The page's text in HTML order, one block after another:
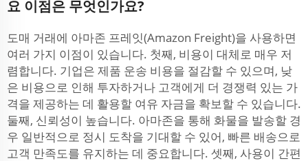
요 이점은 무엇인가요?
도매 거래에 아마존 프레잇(Amazon Freight)을 사용하면
여러 가지 이점이 있습니다. 첫째, 비용이 대체로 매우 저
렴합니다. 기업은 제품 운송 비용을 절감할 수 있으며, 낮
은 비용으로 인해 투자하거나 고객에게 더 경쟁력 있는 가
격을 제공하는 데 활용할 여유 자금을 확보할 수 있습니다.
둘째, 신뢰성이 높습니다. 아마존을 통해 화물을 발송할 경
우 일반적으로 정시 도착을 기대할 수 있어, 빠른 배송으로
고객 만족도를 유지하는 데 중요합니다. 셋째, 사용이 간편